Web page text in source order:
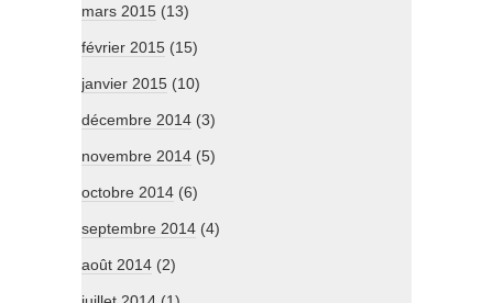
mars 2015 (13)
février 2015 (15)
janvier 2015 (10)
décembre 2014 (3)
novembre 2014 (5)
octobre 2014 (6)
septembre 2014 (4)
août 2014 (2)